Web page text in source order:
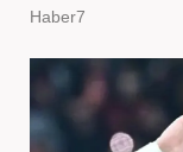
Haber7